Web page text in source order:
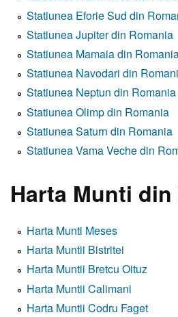
Statiunea Eforie Sud din
Statiunea Jupiter din Romania
Statiunea Mamaia din
Statiunea Navodari din
Statiunea Neptun din Romania
Statiunea Olimp din Romania
Statiunea Saturn din Romania
Statiunea Vama Veche din
Harta Munti
Harta Munti Meses
Harta Muntii Bistritei
Harta Muntii Bretcu Oituz
Harta Muntii Calimani
Harta Muntii Codru Faget